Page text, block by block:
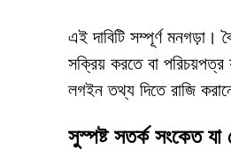
এই দাবিটি সম্পূর্ণ মনগড়া।
সক্রিয় করতে বা পরিচয়পত্র
লগইন তথ্য দিতে রাজি
সুস্পষ্ট সতর্ক সংকেত